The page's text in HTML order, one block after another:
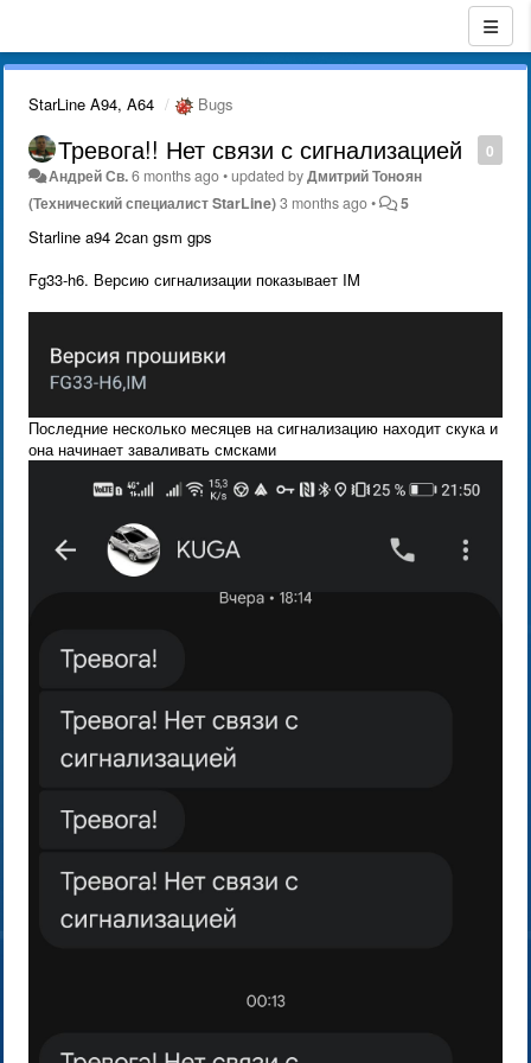
StarLine A94, A64 Bugs
0
Тревога!! Нет связи с сигнализацией
Андрей Св.6 months ago•updated byДмитрий Тонoян
(Технический специалист StarLine)3 months ago• 5
Starline a94 2can gsm gps
Fg33-h6. Версию сигнализации показывает IM
Последние несколько месяцев на сигнализацию находит скука и
она начинает заваливать смсками